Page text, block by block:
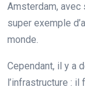
Amsterdam,
super exemple
monde.
Cependant, il y a
l’infrastructure :